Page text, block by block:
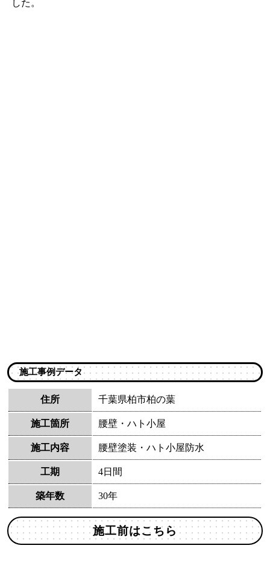
した。
施工事例データ
住所 千葉県柏市柏の葉
施工箇所 腰壁・ハト小屋
施工内容 腰壁塗装・ハト小屋防水
工期 4日間
築年数 30年
施工前はこちら